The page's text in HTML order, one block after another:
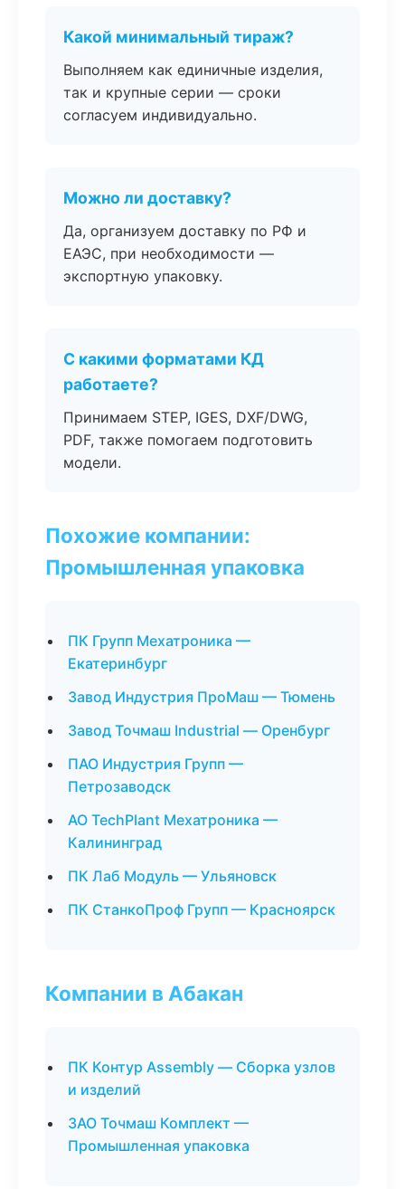
Какой минимальный тираж?
Выполняем как единичные изделия,
так и крупные серии — сроки
согласуем индивидуально.
Можно ли доставку?
Да, организуем доставку по РФ и
ЕАЭС, при необходимости —
экспортную упаковку.
С какими форматами КД
работаете?
Принимаем STEP, IGES, DXF/DWG,
PDF, также помогаем подготовить
модели.
Похожие компании:
Промышленная упаковка
ПК Групп Мехатроника —
Екатеринбург
Завод Индустрия ПроМаш — Тюмень
Завод Точмаш Industrial — Оренбург
ПАО Индустрия Групп —
Петрозаводск
АО TechPlant Мехатроника —
Калининград
ПК Лаб Модуль — Ульяновск
ПК СтанкоПроф Групп — Красноярск
Компании в Абакан
ПК Контур Assembly — Сборка узлов
и изделий
ЗАО Точмаш Комплект —
Промышленная упаковка